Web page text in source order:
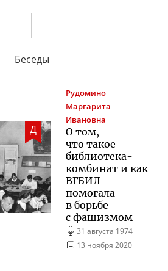
Беседы
Д
Рудомино
Маргарита
Ивановна
О том,
что такое
библиотека-
комбинат и как
ВГБИЛ
помогала
в борьбе
с фашизмом
31 августа 1974
13 ноября 2020